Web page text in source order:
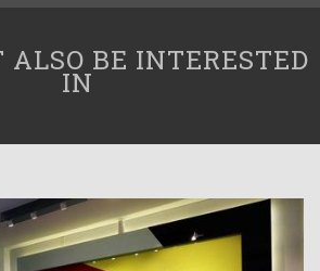
BE INTERESTED
IN